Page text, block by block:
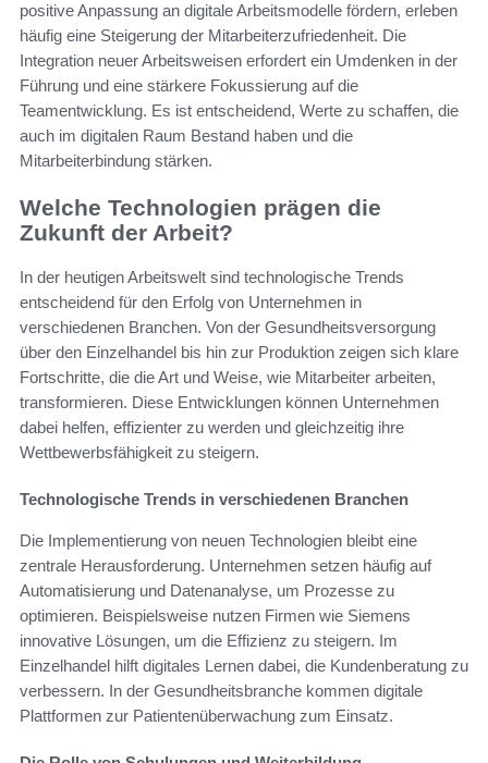
positive Anpassung an digitale Arbeitsmodelle fördern, erleben
häufig eine Steigerung der Mitarbeiterzufriedenheit. Die
Integration neuer Arbeitsweisen erfordert ein Umdenken in der
Führung und eine stärkere Fokussierung auf die
Teamentwicklung. Es ist entscheidend, Werte zu schaffen, die
auch im digitalen Raum Bestand haben und die
Mitarbeiterbindung stärken.
Welche Technologien prägen die
Zukunft der Arbeit?
In der heutigen Arbeitswelt sind technologische Trends
entscheidend für den Erfolg von Unternehmen in
verschiedenen Branchen. Von der Gesundheitsversorgung
über den Einzelhandel bis hin zur Produktion zeigen sich klare
Fortschritte, die die Art und Weise, wie Mitarbeiter arbeiten,
transformieren. Diese Entwicklungen können Unternehmen
dabei helfen, effizienter zu werden und gleichzeitig ihre
Wettbewerbsfähigkeit zu steigern.
Technologische Trends in verschiedenen Branchen
Die Implementierung von neuen Technologien bleibt eine
zentrale Herausforderung. Unternehmen setzen häufig auf
Automatisierung und Datenanalyse, um Prozesse zu
optimieren. Beispielsweise nutzen Firmen wie Siemens
innovative Lösungen, um die Effizienz zu steigern. Im
Einzelhandel hilft digitales Lernen dabei, die Kundenberatung zu
verbessern. In der Gesundheitsbranche kommen digitale
Plattformen zur Patientenüberwachung zum Einsatz.